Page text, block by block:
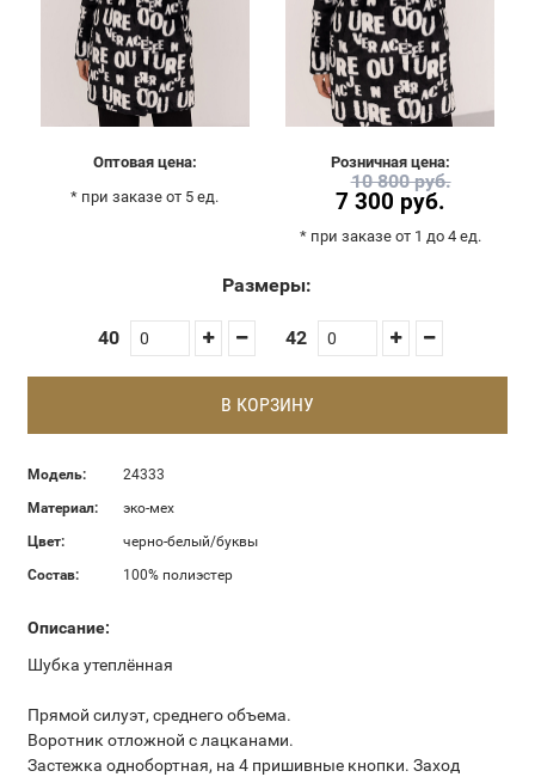
Оптовая цена:
* при заказе от 5 ед.
Розничная цена:
7 300 руб.
10 800 руб.
* при заказе от 1 до 4 ед.
Размеры:
40 42
В КОРЗИНУ
Модель:
24333
Материал:
эко-мех
Цвет:
черно-белый/буквы
Состав:
100% полиэстер
Описание:
Шубка утеплённая
Прямой силуэт, среднего объема.
Воротник отложной с лацканами.
Застежка однобортная, на 4 пришивные кнопки. Заход